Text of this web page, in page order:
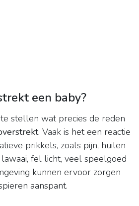
een baby?
stellen wat precies de reden
. Vaak is het een reactie
prikkels, zoals pijn, huilen
fel licht, veel speelgoed
kunnen ervoor zorgen
aanspant.